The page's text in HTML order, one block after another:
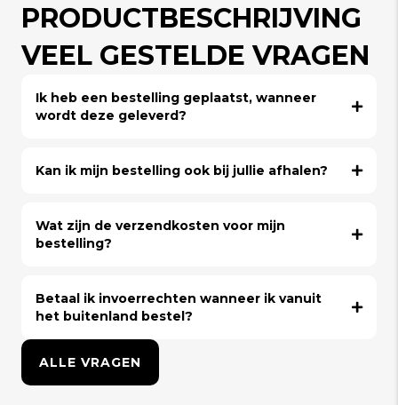
PRODUCTBESCHRIJVING
VEEL GESTELDE VRAGEN
Ik heb een bestelling geplaatst, wanneer
wordt deze geleverd?
Kan ik mijn bestelling ook bij jullie afhalen?
Wat zijn de verzendkosten voor mijn
bestelling?
Betaal ik invoerrechten wanneer ik vanuit
het buitenland bestel?
ALLE VRAGEN